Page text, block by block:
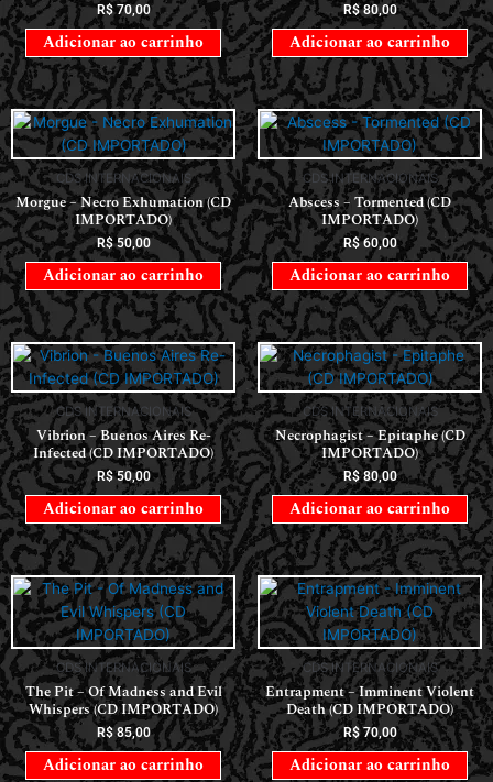
R$70,00
Adicionar ao carrinho
R$80,00
Adicionar ao carrinho
CDS INTERNACIONAIS
Morgue – Necro Exhumation (CD
IMPORTADO)
R$50,00
Adicionar ao carrinho
CDS INTERNACIONAIS
Abscess – Tormented (CD
IMPORTADO)
R$60,00
Adicionar ao carrinho
CDS INTERNACIONAIS
Vibrion – Buenos Aires Re-
Infected (CD IMPORTADO)
R$50,00
Adicionar ao carrinho
CDS INTERNACIONAIS
Necrophagist – Epitaphe (CD
IMPORTADO)
R$80,00
Adicionar ao carrinho
CDS INTERNACIONAIS
The Pit – Of Madness and Evil
Whispers (CD IMPORTADO)
R$85,00
Adicionar ao carrinho
CDS INTERNACIONAIS
Entrapment – Imminent Violent
Death (CD IMPORTADO)
R$70,00
Adicionar ao carrinho